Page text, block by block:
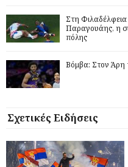
Στη Φιλαδέλφεια
Παραγουάης, η
πόλης
Βόμβα: Στον Άρη
Σχετικές Ειδήσεις